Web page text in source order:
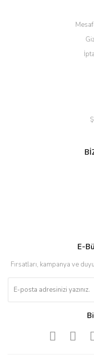
Bu ürüne benzer farklı
E-
Fırsatları, kampanya ve